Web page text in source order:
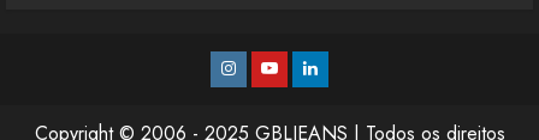
Instagram
YoutubeLinkedin
Copyright © 2006 - 2025 GBLJEANS | Todos os direitos